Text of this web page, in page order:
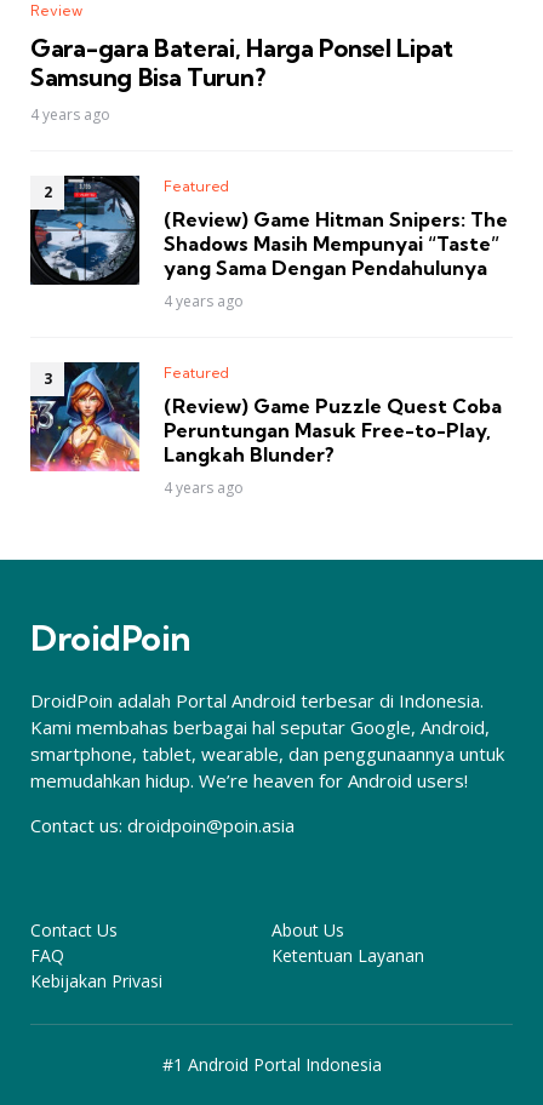
Review
Gara-gara Baterai, Harga Ponsel Lipat
Samsung Bisa Turun?
4 years ago
Featured
(Review) Game Hitman Snipers: The
Shadows Masih Mempunyai “Taste”
yang Sama Dengan Pendahulunya
4 years ago
Featured
(Review) Game Puzzle Quest Coba
Peruntungan Masuk Free-to-Play,
Langkah Blunder?
4 years ago
DroidPoin
DroidPoin adalah Portal Android terbesar di Indonesia.
Kami membahas berbagai hal seputar Google, Android,
smartphone, tablet, wearable, dan penggunaannya untuk
memudahkan hidup. We’re heaven for Android users!
Contact us: droidpoin@poin.asia
Contact Us
About Us
FAQ
Ketentuan Layanan
Kebijakan Privasi
#1 Android Portal Indonesia